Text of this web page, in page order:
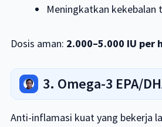
Meningkatkan kekebalan
Dosis aman: 2.000–5.000 IU per
3. Omega-3 EPA/
Anti-inflamasi kuat yang bekerja